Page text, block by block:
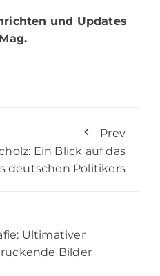
und Updates
Prev
Ein Blick auf das
deutschen Politikers
Ultimativer
Bilder